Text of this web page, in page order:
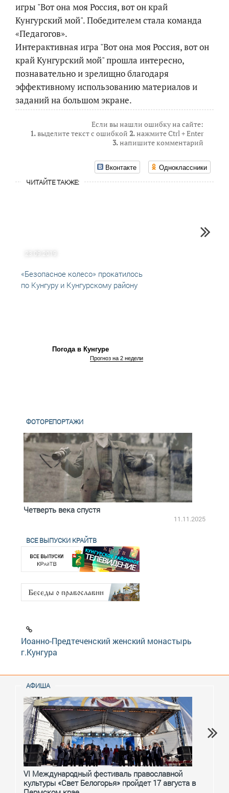
игры "Вот она моя Россия, вот он край
Кунгурский мой". Победителем стала команда
«Педагогов».
Интерактивная игра "Вот она моя Россия, вот он
край Кунгурский мой" прошла интересно,
познавательно и зрелищно благодаря
эффективному использованию материалов и
заданий на большом экране.
Если вы нашли ошибку на сайте:
1.выделите текст с ошибкой 2.нажмите Ctrl + Enter
3.напишите комментарий
Вконтакте Одноклассники
ЧИТАЙТЕ ТАКЖЕ:
23.09.2019
«Безопасное колесо» прокатилось
по Кунгуру и Кунгурскому району
Погода в Кунгуре
Прогноз на 2 недели
ФОТОРЕПОРТАЖИ
Четверть века спустя
11.11.2025
ВСЕ ВЫПУСКИ КРАЙТВ
Иоанно-Предтеченский женский монастырь
г.Кунгура
АФИША
VI Международный фестиваль православной
культуры «Свет Белогорья» пройдет 17 августа в